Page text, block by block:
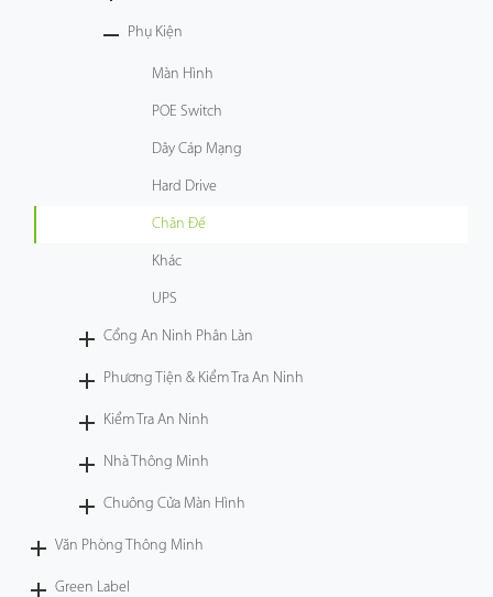
Phụ Kiện
Màn Hình
POE Switch
Dây Cáp Mạng
Hard Drive
Chân Đế
Khác
UPS
Cổng An Ninh Phân Làn
Phương Tiện & Kiểm Tra An Ninh
Kiểm Tra An Ninh
Nhà Thông Minh
Chuông Cửa Màn Hình
Văn Phòng Thông Minh
Green Label